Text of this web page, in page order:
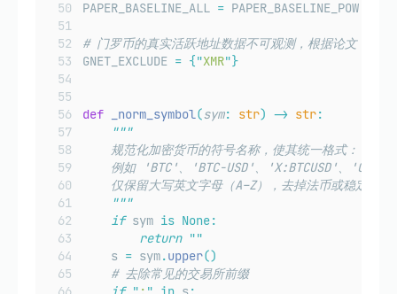
PAPER_BASELINE_ALL = PAPER_BASELINE_POW
# 门罗币的真实活跃地址数据不可观测，根据论文，应
GNET_EXCLUDE = {"XMR"}
def _norm_symbol(sym: str) -> str:
"""
    规范化加密货币的符号名称，使其统一格式：
例如 'BTC'、'BTC-USD'、'X:BTCUSD'、
仅保留大写英文字母（A–Z），去掉法币或稳定币的
"""
if sym is None:
return ""
    s
= sym.upper()
# 去除常见的交易所前缀